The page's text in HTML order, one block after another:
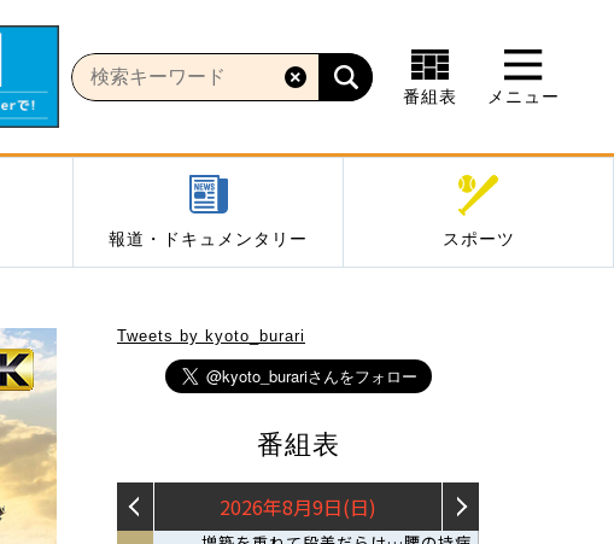
番組表 メニュー
報道・ドキュメンタリー スポーツ
Tweets by kyoto_burari
番組表